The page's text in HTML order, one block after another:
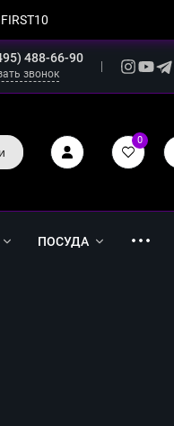
488-66-90
звонок
0
ПОСУДА